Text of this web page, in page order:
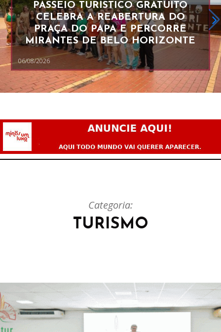
PASSEIO TURÍSTICO GRATUITO
CELEBRA A REABERTURA DO
PRAÇA DO PAPA E PERCORRE
MIRANTES DE BELO HORIZONTE
06/08/2026
Categoria:
TURISMO